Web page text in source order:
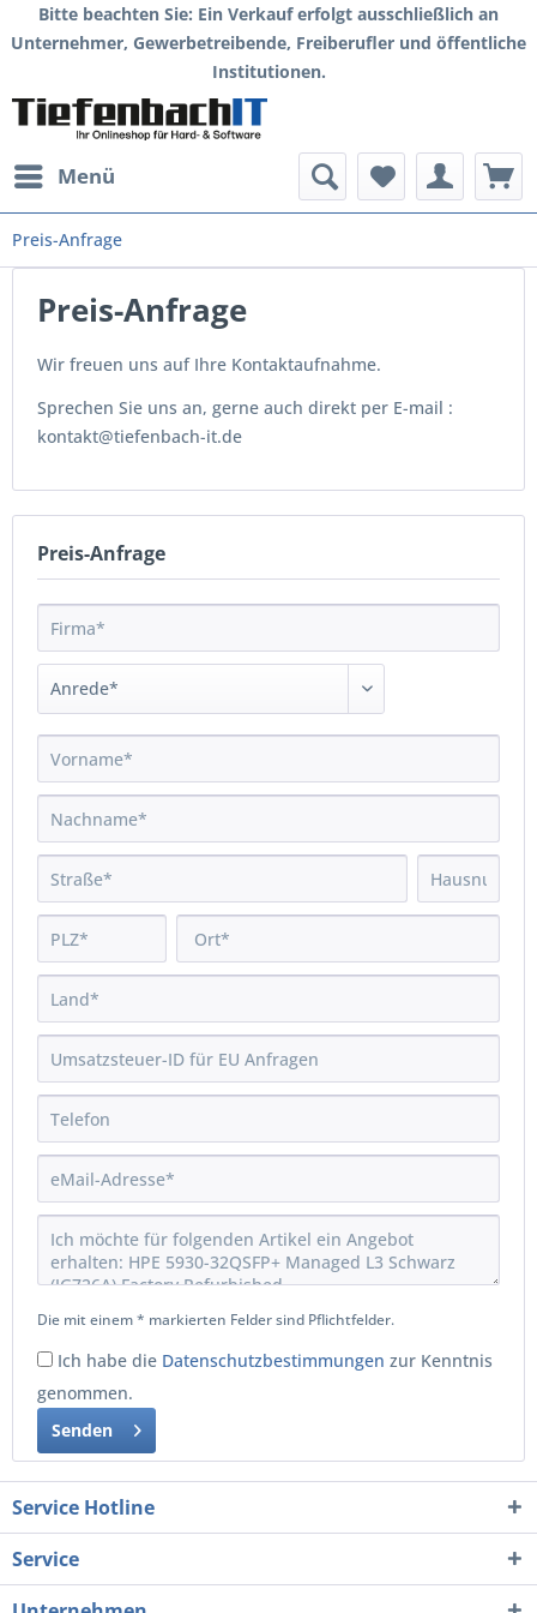
Bitte beachten Sie: Ein Verkauf erfolgt ausschließlich an
Unternehmer, Gewerbetreibende, Freiberufler und öffentliche
Institutionen.
Menü
Preis-Anfrage
Preis-Anfrage
Wir freuen uns auf Ihre Kontaktaufnahme.
Sprechen Sie uns an, gerne auch direkt per E-mail :
kontakt@tiefenbach-it.de
Preis-Anfrage
Die mit einem * markierten Felder sind Pflichtfelder.
Ich habe die Datenschutzbestimmungen zur Kenntnis
genommen.
Senden
Service Hotline
Service